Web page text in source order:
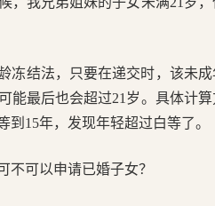
冻结法，只要在递交时，该未
能最后也会超过21岁。具体计
15年，发现年轻超过白等了。
不可以申请已婚子女？